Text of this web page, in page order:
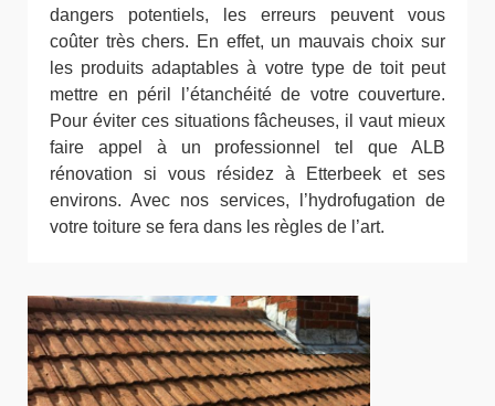
dangers potentiels, les erreurs peuvent vous
coûter très chers. En effet, un mauvais choix sur
les produits adaptables à votre type de toit peut
mettre en péril l’étanchéité de votre couverture.
Pour éviter ces situations fâcheuses, il vaut mieux
faire appel à un professionnel tel que ALB
rénovation si vous résidez à Etterbeek et ses
environs. Avec nos services, l’hydrofugation de
votre toiture se fera dans les règles de l’art.